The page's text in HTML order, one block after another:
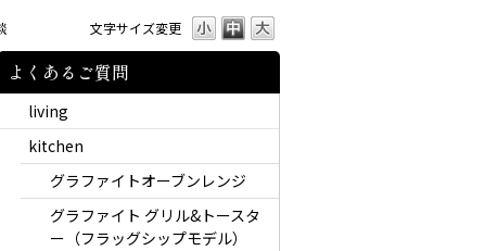
文字サイズ変更
よくあるご質問
living
kitchen
グラファイトオーブンレンジ
グラファイト グリル&トースタ
ー（フラッグシップモデル）